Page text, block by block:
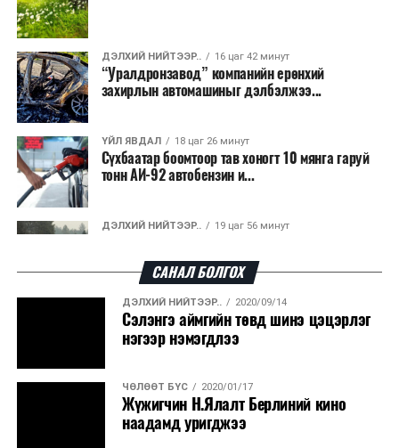
ДЭЛХИЙ НИЙТЭЭР.. 16 цаг 42 минут
“Уралдронзавод” компанийн ерөнхий
захирлын автомашиныг дэлбэлжээ...
ҮЙЛ ЯВДАЛ 18 цаг 26 минут
Сүхбаатар боомтоор тав хоногт 10 мянга гаруй
тонн АИ-92 автобензин и...
ДЭЛХИЙ НИЙТЭЭР.. 19 цаг 56 минут
хяналтад авах ажил ахицтай байн...
ДЭЛХИЙ НИЙТЭЭР..
АНУ, Иран Ормузын хоолойг нээх тохиролцоонд
ойртож байна
ХЭН ЮУ ХЭЛЭВ... 20 цаг 39 минут
АНУ-д урьдчилсан сонгуулийн дараах
өрсөлдөөн ширүүсэв
САНАЛ БОЛГОХ
ДЭЛХИЙ НИЙТЭЭР.. 2020/09/14
Сэлэнгэ аймгийн төвд шинэ цэцэрлэг
нэгээр нэмэгдлээ
ЧӨЛӨӨТ БҮС 2020/01/17
Жүжигчин Н.Ялалт Берлиний кино
наадамд уригджээ